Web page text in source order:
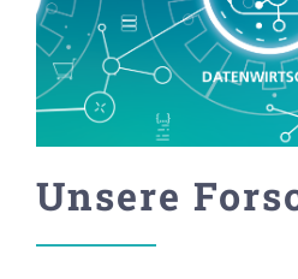
Unsere